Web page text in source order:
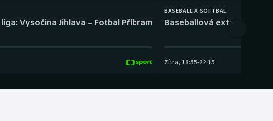
Vysočina Jihlava – Fotbal Příbram
BASEBALL A SOFTBAL
Baseballová extraliga:
Zítra, 18:55-22:15